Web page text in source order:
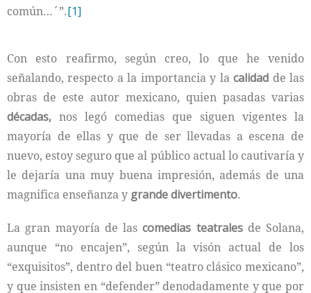
común…´”.[1]
Con esto reafirmo, según creo, lo que he venido
señalando, respecto a la importancia y lacalidad de las
obras de este autor mexicano, quien pasadas varias
décadas, nos legó comedias que siguen vigentes la
mayoría de ellas y que de ser llevadas a escena de
nuevo, estoy seguro que al público actual lo cautivaría y
le dejaría una muy buena impresión, además de una
magnifica enseñanza y grande divertimento.
La gran mayoría de lascomedias teatralesde Solana,
aunque “no encajen”, según la visón actual de los
“exquisitos”, dentro del buen “teatro clásico mexicano”,
y que insisten en “defender” denodadamente y que por